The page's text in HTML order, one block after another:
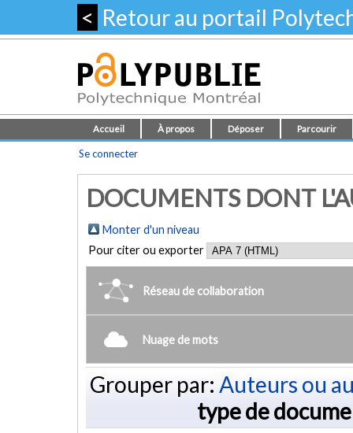
< Retour au portail
Accueil À propos Déposer Parcourir
Se connecter
DOCUMENTS DONT
Monter d'un niveau
Pour citer ou exporter
Réseau de collaboration
Nuage de mots
Grouper par: Auteurs ou
type de